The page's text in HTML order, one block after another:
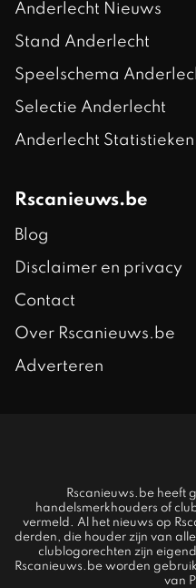
Anderlecht Nieuws
Stand Anderlecht
Speelschema
Selectie Anderlecht
Anderlecht Statistieken
Rscanieuws.be
Blog
Disclaimer en privacy
Contact
Over Rscanieuws.be
Adverteren
Rscanieuws.be heeft
handelsmerkhouders of
vermeld. Al het nieuws op
derden, die houder zijn van
clublogorechten zijn
Rscanieuws.be worden
van